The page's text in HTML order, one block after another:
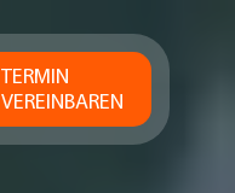
TERMIN
VEREINBAREN